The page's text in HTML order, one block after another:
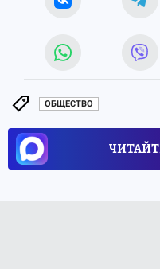
ОБЩЕСТВО